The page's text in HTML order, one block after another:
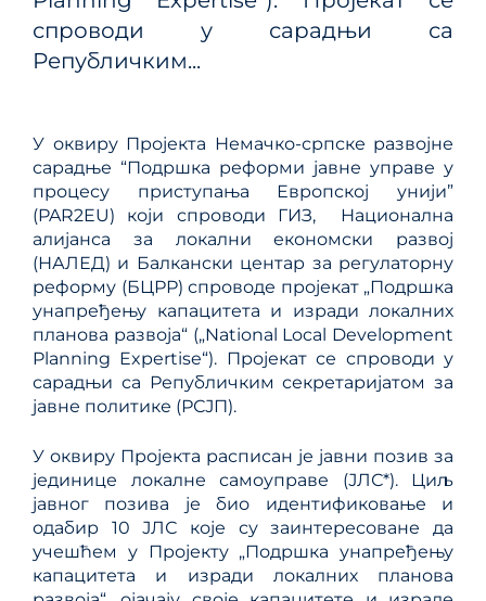
спроводи у сарадњи са
Републичким...
У оквиру Пројекта Немачко-српске развојне
сарадње “Подршка реформи јавне управе у
процесу приступања Европској унији”
(PAR2EU) који спроводи ГИЗ, Национална
алијанса за локални економски развој
(НАЛЕД) и Балкански центар за регулаторну
реформу (БЦРР) спроводе пројекат „Подршка
унапређењу капацитета и изради локалних
планова развоја“ („National Local Development
Planning Expertise“). Пројекат се спроводи у
сарадњи са Републичким секретаријатом за
јавне политике (РСЈП).
У оквиру Пројекта расписан је јавни позив за
јединице локалне самоуправе (ЈЛС*). Циљ
јавног позива је био идентификовање и
одабир 10 ЈЛС које су заинтересоване да
учешћем у Пројекту „Подршка унапређењу
капацитета и изради локалних планова